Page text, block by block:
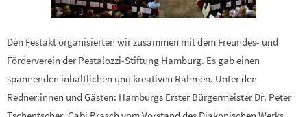
Den Festakt organisierten wir zusammen mit dem Freundes- und
Förderverein der Pestalozzi-Stiftung Hamburg. Es gab einen
spannenden inhaltlichen und kreativen Rahmen. Unter den
Redner:innen und Gästen: Hamburgs Erster Bürgermeister Dr. Peter